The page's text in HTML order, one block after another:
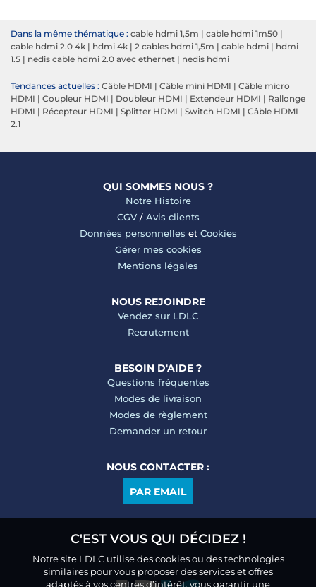
C'EST VOUS QUI DÉCIDEZ !
Notre site LDLC utilise des cookies ou des technologies
similaires pour vous proposer des services et offres
adaptés à vos centres d’intérêt, vous garantir une
Dans la même thématique : cable hdmi 1,5m | cable hdmi 1m50 |
cable hdmi 2.0 4k | hdmi 4k | 2 cables hdmi 1,5m | cable hdmi | hdmi
1.5 | nedis cable hdmi 2.0 avec ethernet | nedis hdmi
Tendances actuelles : Câble HDMI | Câble mini HDMI | Câble micro
HDMI | Coupleur HDMI | Doubleur HDMI | Extendeur HDMI | Rallonge
HDMI | Récepteur HDMI | Splitter HDMI | Switch HDMI | Câble HDMI
2.1
QUI SOMMES NOUS ?
Notre Histoire
CGV/ Avis clients
Données personnelles et Cookies
Gérer mes cookies
Mentions légales
NOUS REJOINDRE
Vendez sur LDLC
Recrutement
BESOIN D'AIDE ?
Questions fréquentes
Modes de livraison
Modes de règlement
Demander un retour
NOUS CONTACTER :
PAR EMAIL